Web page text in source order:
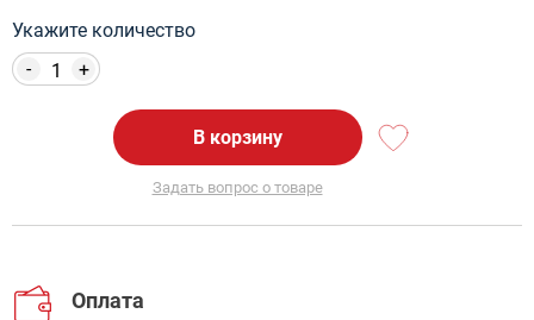
Укажите количество
+
-
В корзину
Задать вопрос о товаре
Оплата